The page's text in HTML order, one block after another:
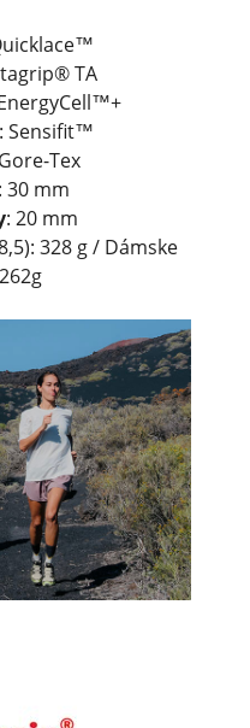
TA
Sensifit™
Tex
30 mm
: 20 mm
328 g / Dámske